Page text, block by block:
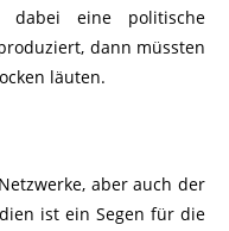
eine politische
dann müssten
läuten.
aber auch der
ist ein Segen für die